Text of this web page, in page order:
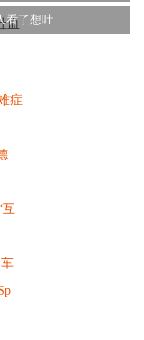
看了想吐
症